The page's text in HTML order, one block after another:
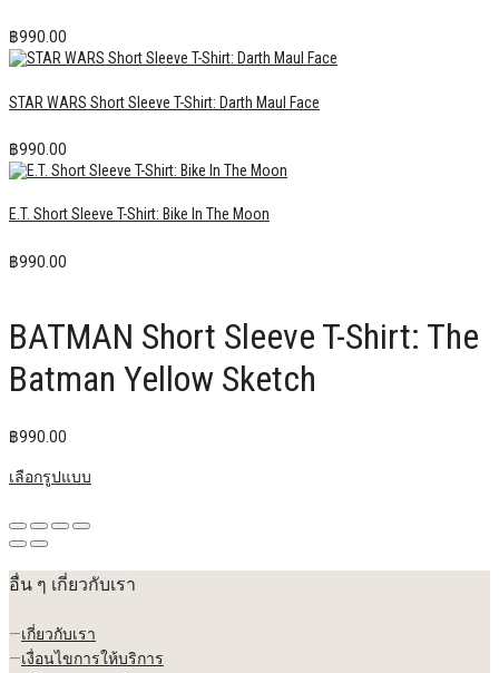
฿990.00
STAR WARS Short Sleeve T-Shirt: Darth Maul Face
฿990.00
E.T. Short Sleeve T-Shirt: Bike In The Moon
฿990.00
BATMAN Short Sleeve T-Shirt: The
Batman Yellow Sketch
฿990.00
เลือกรูปแบบ
อื่น ๆ เกี่ยวกับเรา
—เกี่ยวกับเรา
—เงื่อนไขการให้บริการ